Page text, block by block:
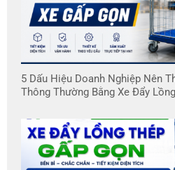
5 Dấu Hiệu Doanh Nghiệp Nên
Thông Thường Bằng Xe Đẩy